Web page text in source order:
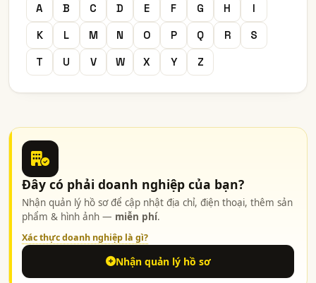
A B C D E F G H
I
K
L M N O P Q R
S
T
U V W X Y Z
Đây có phải doanh nghiệp của bạn?
Nhận quản lý hồ sơ để cập nhật địa chỉ, điện thoại, thêm sản
phẩm & hình ảnh — miễn phí.
Xác thực doanh nghiệp là gì?
Nhận quản lý hồ sơ